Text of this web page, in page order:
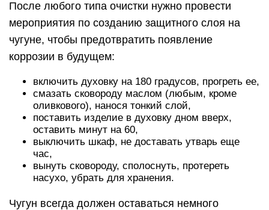
После любого типа очистки нужно провести
мероприятия по созданию защитного слоя на
чугуне, чтобы предотвратить появление
коррозии в будущем:
включить духовку на 180 градусов, прогреть ее,
смазать сковороду маслом (любым, кроме
оливкового), нанося тонкий слой,
поставить изделие в духовку дном вверх,
оставить минут на 60,
выключить шкаф, не доставать утварь еще
час,
вынуть сковороду, сполоснуть, протереть
насухо, убрать для хранения.
Чугун всегда должен оставаться немного